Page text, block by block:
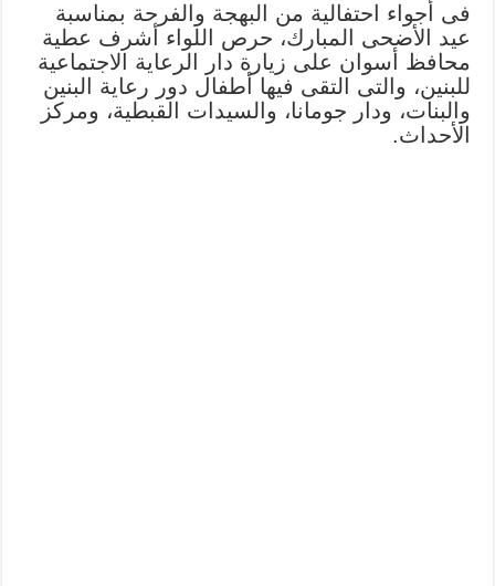
فى أجواء احتفالية من البهجة والفرحة بمناسبة
عيد الأضحى المبارك، حرص اللواء أشرف عطية
محافظ أسوان على زيارة دار الرعاية الاجتماعية
للبنين، والتى التقى فيها أطفال دور رعاية البنين
والبنات، ودار جومانا، والسيدات القبطية، ومركز
الأحداث.